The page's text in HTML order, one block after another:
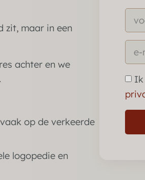
zit, maar in een
achter en we
op de verkeerde
logopedie en
Ik